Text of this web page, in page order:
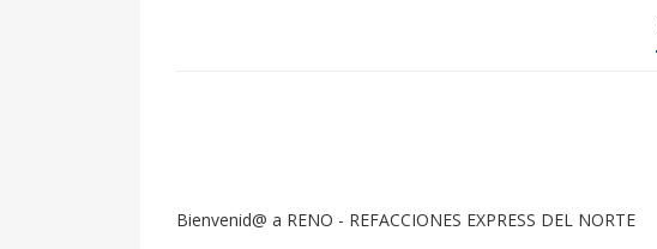
Bienvenid@ a RENO - REFACCIONES EXPRESS DEL NORTE